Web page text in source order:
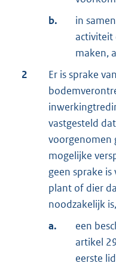
b.
in
activiteit
maken,
2
Er is sprake
vastgesteld
voorgenomen
mogelijke
geen sprake
plant of dier
noodzakelijk
a.
een
artikel
eerste